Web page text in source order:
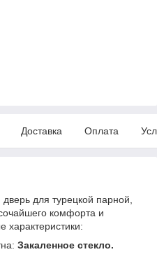
Доставка Оплата
для турецкой парной,
комфорта и
характеристики:
Закаленное стекло.